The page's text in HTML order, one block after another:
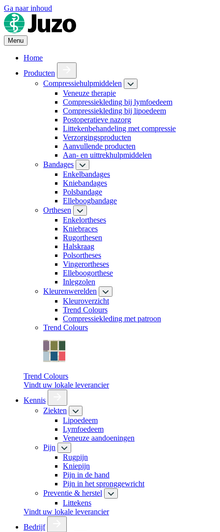
Ga naar inhoud
Menu
Home
Producten
Compressiehulpmiddelen
Veneuze therapie
Compressiekleding bij lymfoedeem
Compressiekleding bij lipoedeem
Postoperatieve nazorg
Littekenbehandeling met compressie
Verzorgingsproducten
Aanvullende producten
Aan- en uittrekhulpmiddelen
Bandages
Enkelbandages
Kniebandages
Polsbandage
Elleboogbandage
Orthesen
Enkelortheses
Kniebraces
Rugorthesen
Halskraag
Polsortheses
Vingerortheses
Elleboogorthese
Inlegzolen
Kleurenwerelden
Kleuroverzicht
Trend Colours
Compressiekleding met patroon
Trend Colours
Trend Colours
Vindt uw lokale leverancier
Kennis
Ziekten
Lipoedeem
Lymfoedeem
Veneuze aandoeningen
Pijn
Rugpijn
Kniepijn
Pijn in de hand
Pijn in het spronggewricht
Preventie & herstel
Littekens
Vindt uw lokale leverancier
Bedrijf